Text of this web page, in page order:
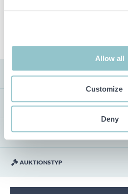
Allow all
Customize
Deny
FRAKT
VISNING
UTLÄMNING
AUKTIONSTYP
ingår ej i objektet om detta inte är